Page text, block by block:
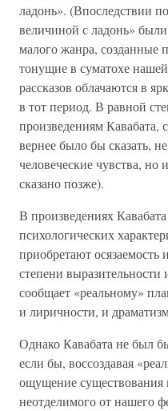
ладонь». (Впоследствии
величиной с ладонь»
малого жанра, созданные
тонущие в суматохе
рассказов облачаются в
в тот период. В равной
произведениям Кавабата,
вернее было бы сказать,
человеческие чувства, но
сказано позже).
В произведениях
психологических
приобретают осязаемость
степени
сообщает «реальному»
и лиричности, и
Однако Кавабата не был
если бы, воссоздавая
ощущение существования
неотделимого от нашего